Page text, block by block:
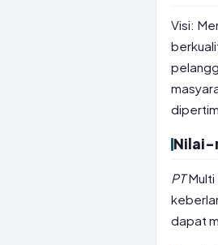
Visi:
Nilai-
PTMulti
dapat